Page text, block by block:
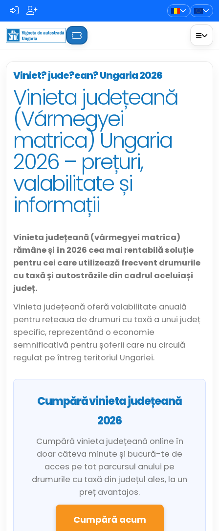
Viniet? jude?ean? Ungaria 2026
Vinieta județeană
(Vármegyei
matrica) Ungaria
2026 – prețuri,
valabilitate și
informații
Vinieta județeană (vármegyei matrica)
rămâne și în 2026 cea mai rentabilă soluție
pentru cei care utilizează frecvent drumurile
cu taxă și autostrăzile din cadrul aceluiași
județ.
Vinieta județeană oferă valabilitate anuală
pentru rețeaua de drumuri cu taxă a unui județ
specific, reprezentând o economie
semnificativă pentru șoferii care nu circulă
regulat pe întreg teritoriul Ungariei.
Cumpără vinieta județeană
2026
Cumpără vinieta județeană online în
doar câteva minute și bucură-te de
acces pe tot parcursul anului pe
drumurile cu taxă din județul ales, la un
preț avantajos.
Cumpără acum